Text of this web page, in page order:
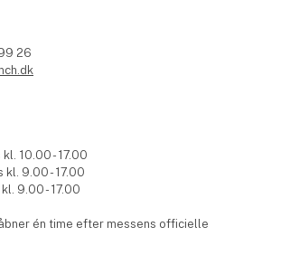
26
10.00 - 17.00
kl. 9.00 - 17.00
9.00 - 17.00
én time efter messens officielle